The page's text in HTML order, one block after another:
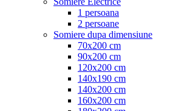
1 persoana
2 persoane
Somiere dupa dimensiune
70x200 cm
90x200 cm
120x200 cm
140x190 cm
140x200 cm
160x200 cm